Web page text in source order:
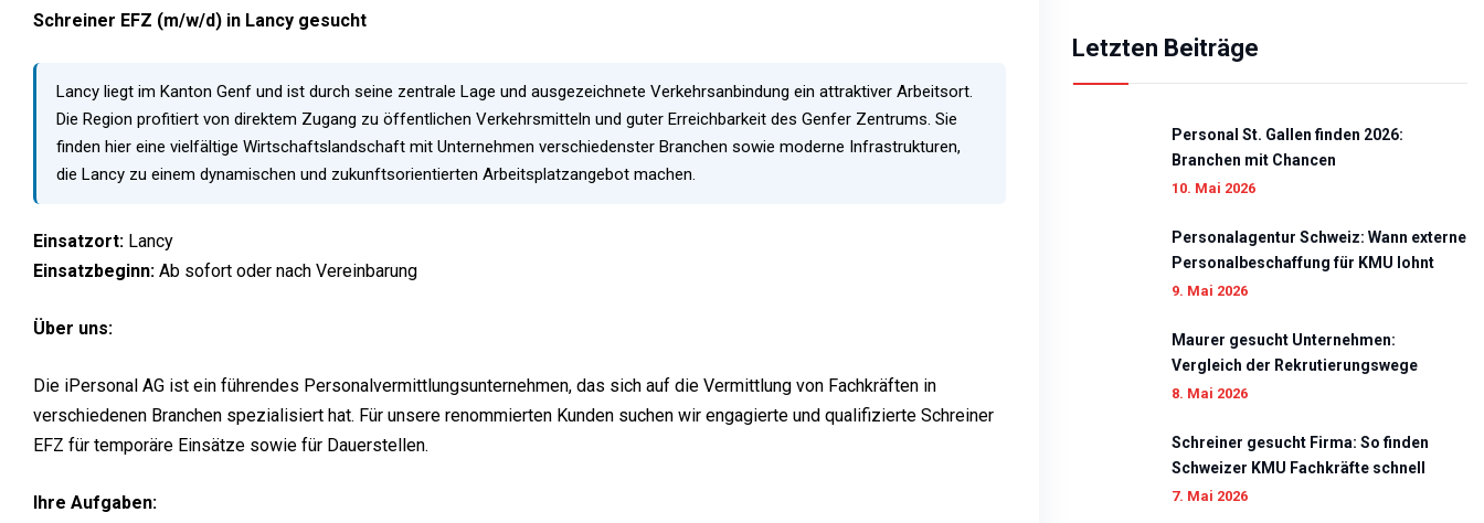
Schreiner EFZ (m/w/d) in Lancy gesucht
Lancy liegt im Kanton Genf und ist durch seine zentrale Lage und ausgezeichnete Verkehrsanbindung ein attraktiver Arbeitsort.
Die Region profitiert von direktem Zugang zu öffentlichen Verkehrsmitteln und guter Erreichbarkeit des Genfer Zentrums. Sie
finden hier eine vielfältige Wirtschaftslandschaft mit Unternehmen verschiedenster Branchen sowie moderne Infrastrukturen,
die Lancy zu einem dynamischen und zukunftsorientierten Arbeitsplatzangebot machen.
Einsatzort: Lancy
Einsatzbeginn: Ab sofort oder nach Vereinbarung
Über uns:
Die iPersonal AG ist ein führendes Personalvermittlungsunternehmen, das sich auf die Vermittlung von Fachkräften in
verschiedenen Branchen spezialisiert hat. Für unsere renommierten Kunden suchen wir engagierte und qualifizierte Schreiner
EFZ für temporäre Einsätze sowie für Dauerstellen.
Ihre Aufgaben:
Letzten Beiträge
Personal St. Gallen finden 2026:
Branchen mit Chancen
10. Mai 2026
Personalagentur Schweiz: Wann externe
Personalbeschaffung für KMU lohnt
9. Mai 2026
Maurer gesucht Unternehmen:
Vergleich der Rekrutierungswege
8. Mai 2026
Schreiner gesucht Firma: So finden
Schweizer KMU Fachkräfte schnell
7. Mai 2026